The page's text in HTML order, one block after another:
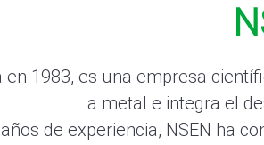
en 1983, es una empresa
a metal e integra el
de experiencia, NSEN ha